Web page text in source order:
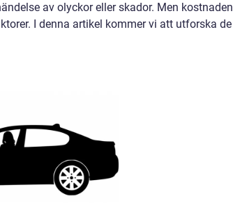
av olyckor eller skador. Men kostnaden
I denna artikel kommer vi att utforska de